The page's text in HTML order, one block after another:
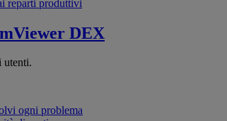
reparti produttivi
DEX
utenti.
ogni problema